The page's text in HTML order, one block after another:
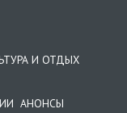
И ОТДЫХ
АНОНСЫ